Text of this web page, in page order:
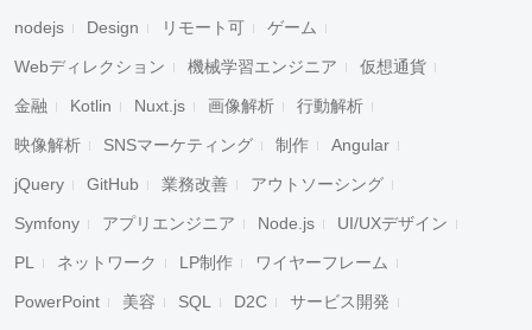
nodejs Design リモート可 ゲーム
Webディレクション 機械学習エンジニア 仮想通貨
金融 Kotlin Nuxt.js 画像解析 行動解析
映像解析 SNSマーケティング 制作 Angular
jQuery GitHub 業務改善 アウトソーシング
Symfony アプリエンジニア Node.js UI/UXデザイン
PL ネットワーク LP制作 ワイヤーフレーム
PowerPoint 美容 SQL D2C サービス開発